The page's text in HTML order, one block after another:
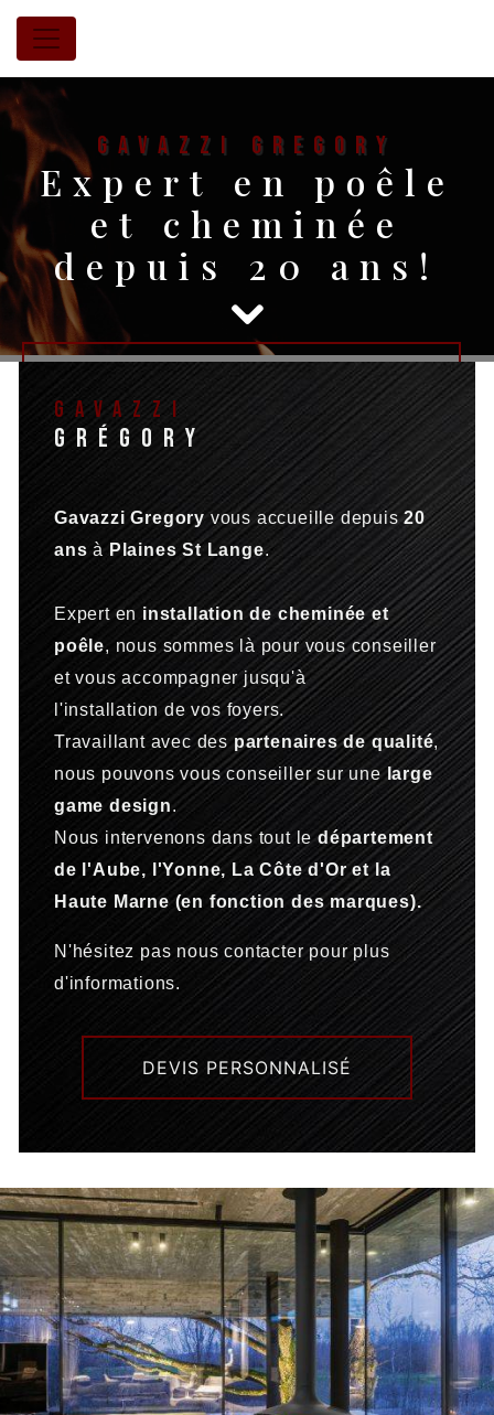
Panneau de gestion des cookies
GAVAZZI Gregory
Expert en poêle
et cheminée
depuis 20 ans!
06 60 96 16 39
09 54 33 07 08
Gavazzi
Grégory
Gavazzi Gregory vous accueille depuis20
ans à Plaines St Lange.
Expert en installation de cheminée et
poêle, nous sommes là pour vous conseiller
et vous accompagner jusqu'à
l'installation de vos foyers.
Travaillant avec despartenaires de qualité,
nous pouvons vous conseiller sur unelarge
game design.
Nous intervenons dans tout ledépartement
de l'Aube, l'Yonne, La Côte d'Or et la
Haute Marne (en fonction des marques).
N'hésitez pas nous contacter pour plus
d'informations.
DEVIS PERSONNALISÉ